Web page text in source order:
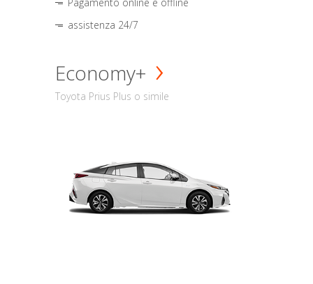
assistenza 24/7
Economy+
Toyota Prius Plus o simile